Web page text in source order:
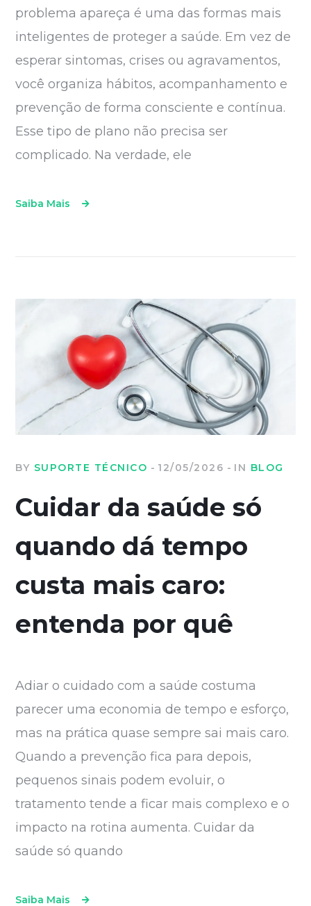
problema apareça é uma das formas mais
inteligentes de proteger a saúde. Em vez de
esperar sintomas, crises ou agravamentos,
você organiza hábitos, acompanhamento e
prevenção de forma consciente e contínua.
Esse tipo de plano não precisa ser
complicado. Na verdade, ele
Saiba Mais
BY SUPORTE TÉCNICO 12/05/2026 IN BLOG
Cuidar da saúde só
quando dá tempo
custa mais caro:
entenda por quê
Adiar o cuidado com a saúde costuma
parecer uma economia de tempo e esforço,
mas na prática quase sempre sai mais caro.
Quando a prevenção fica para depois,
pequenos sinais podem evoluir, o
tratamento tende a ficar mais complexo e o
impacto na rotina aumenta. Cuidar da
saúde só quando
Saiba Mais